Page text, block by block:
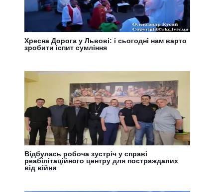
Хресна Дорога у Львові: і сьогодні нам варто
зробити іспит сумління
Відбулась робоча зустріч у справі
реабілітаційного центру для постраждалих
від війни